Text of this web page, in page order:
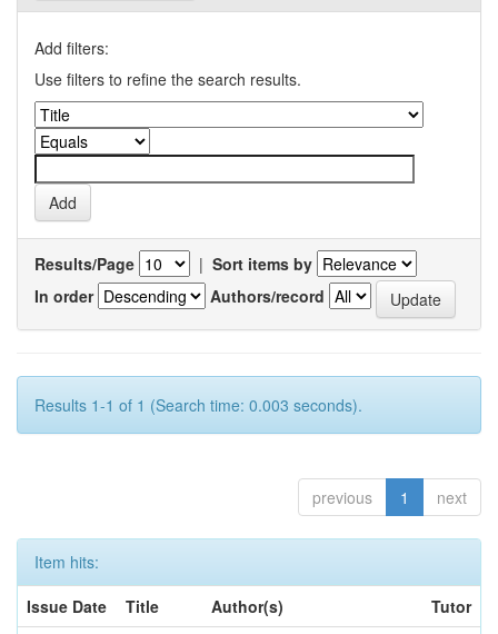
Add filters:
Use filters to refine the search results.
Results/Page | Sort items by
In order
Authors/record
Results 1-1 of 1 (Search time: 0.003 seconds).
previous 1 next
Item hits:
Issue Date
Title Author(s)
Tutor